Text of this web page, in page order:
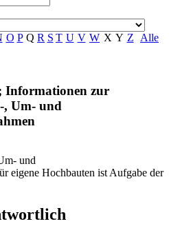
O P Q R S T U V W X Y Z Alle
Informationen zur
, Um- und
und
eigene Hochbauten ist Aufgabe der